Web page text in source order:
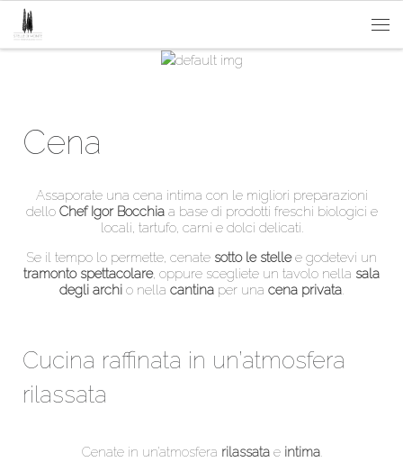
Passa al contenuto
Cena
Assaporate una cena intima con le migliori preparazioni
dello Chef Igor Bocchiaa base di prodotti freschi biologici e
locali, tartufo, carni e dolci delicati.
Se il tempo lo permette, cenate sotto le stellee godetevi un
tramonto spettacolare, oppure scegliete un tavolo nella sala
degli archi o nella cantina per una cena privata.
Cucina raffinata in un’atmosfera
rilassata
Cenate in un’atmosfera rilassatae intima.